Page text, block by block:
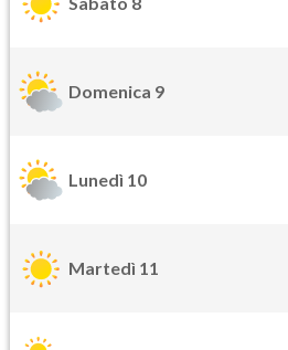
Domenica 9
Lunedì 10
Martedì 11